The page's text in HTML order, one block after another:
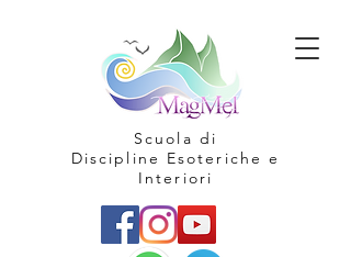
Scuola di
Discipline Esoteriche e
Interiori